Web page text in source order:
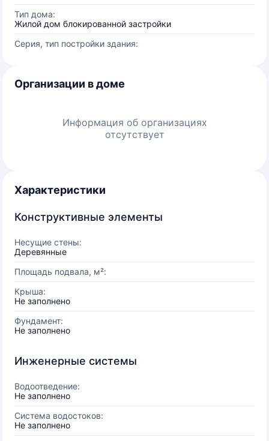
Тип дома:
Жилой дом блокированной застройки
Серия, тип постройки здания:
Организации в доме
Информация об организациях
отсутствует
Характеристики
Конструктивные элементы
Несущие стены:
Деревянные
Площадь подвала, м²:
Крыша:
Не заполнено
Фундамент:
Не заполнено
Инженерные системы
Водоотведение:
Не заполнено
Система водостоков:
Не заполнено